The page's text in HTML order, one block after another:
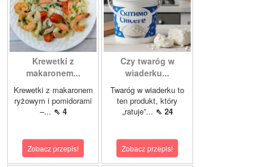
Krewetki z
makaronem...
Krewetki z makaronem
ryżowym i pomidorami
–... ⇖ 4
Zobacz przepis!
Czy twaróg w
wiaderku...
Twaróg w wiaderku to
ten produkt, który
„ratuje”... ⇖ 24
Zobacz przepis!